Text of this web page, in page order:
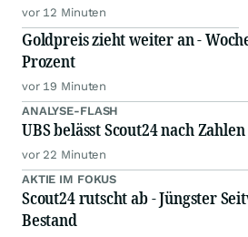
vor 12 Minuten
Goldpreis zieht weiter an -
Prozent
vor 19 Minuten
ANALYSE-FLASH
UBS belässt Scout24 nach
vor 22 Minuten
AKTIE IM FOKUS
Scout24 rutscht ab - Jüngster
Bestand